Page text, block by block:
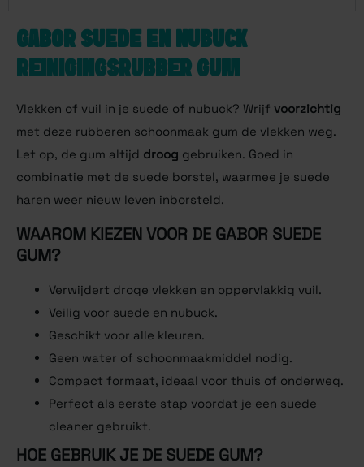
GABOR SUEDE EN NUBUCK
REINIGINGSRUBBER GUM
Vlekken of vuil in je suede of nubuck? Wrijf voorzichtig
met deze rubberen schoonmaak gum de vlekken weg.
Let op, de gum altijd droog gebruiken. Goed in
combinatie met de suede borstel, waarmee je suede
haren weer nieuw leven inborsteld.
WAAROM KIEZEN VOOR DE GABOR SUEDE
GUM?
Verwijdert droge vlekken en oppervlakkig vuil.
Veilig voor suede en nubuck.
Geschikt voor alle kleuren.
Geen water of schoonmaakmiddel nodig.
Compact formaat, ideaal voor thuis of onderweg.
Perfect als eerste stap voordat je een suede
cleaner gebruikt.
HOE GEBRUIK JE DE SUEDE GUM?